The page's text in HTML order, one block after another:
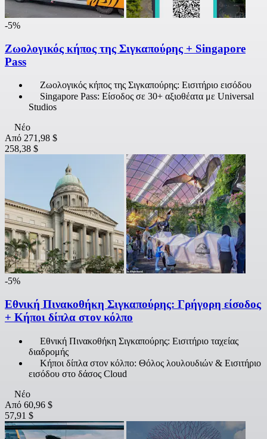
-5%
Ζωολογικός κήπος της Σιγκαπούρης + Singapore
Pass
Ζωολογικός κήπος της Σιγκαπούρης: Εισιτήριο εισόδου
Singapore Pass: Είσοδος σε 30+ αξιοθέατα με Universal
Studios
Νέο
Από 271,98 $
258,38 $
-5%
Εθνική Πινακοθήκη Σιγκαπούρης: Γρήγορη είσοδος
+ Κήποι δίπλα στον κόλπο
Εθνική Πινακοθήκη Σιγκαπούρης: Εισιτήριο ταχείας
διαδρομής
Κήποι δίπλα στον κόλπο: Θόλος λουλουδιών & Εισιτήριο
εισόδου στο δάσος Cloud
Νέο
Από 60,96 $
57,91 $